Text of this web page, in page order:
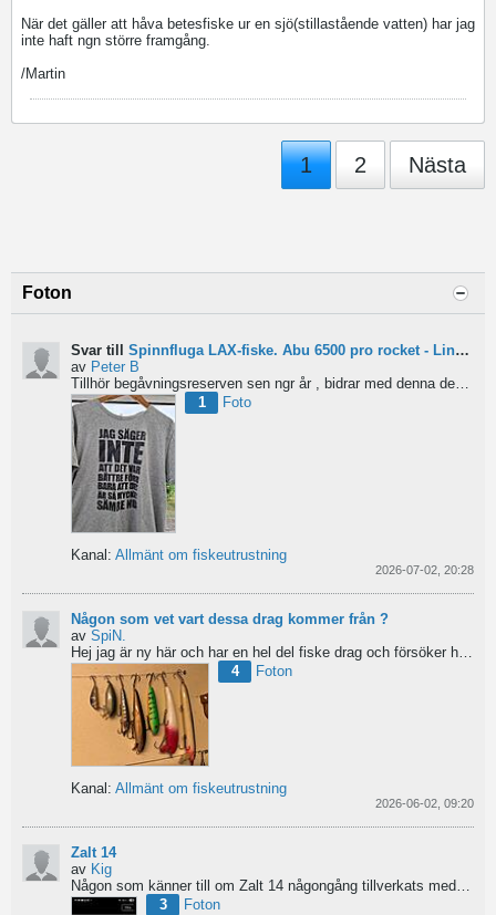
När det gäller att håva betesfiske ur en sjö(stillastående vatten) har jag
inte haft ngn större framgång.
/Martin
1 2 Nästa
Foton
Svar till Spinnfluga LAX-fiske. Abu 6500 pro rocket - Lina för kort?
av Peter B
Tillhör begåvningsreserven sen ngr år , bidrar med denna devis.
1
Foto
Kanal: Allmänt om fiskeutrustning
2026-07-02, 20:28
Någon som vet vart dessa drag kommer från ?
av SpiN.
4
Foton
Kanal: Allmänt om fiskeutrustning
2026-06-02, 09:20
Zalt 14
av Kig
Någon som känner till om Zalt 14 någongång tillverkats med fenor?
3
Foton